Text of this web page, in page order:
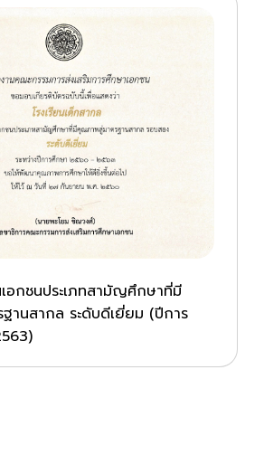
เอกชนประเภทสามัญศึกษาที่มี
านสากล ระดับดีเยี่ยม (ปีการ